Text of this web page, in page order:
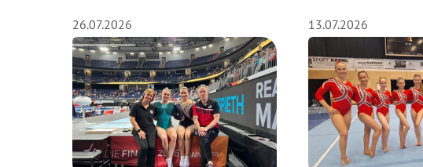
26.07.2026 13.07.2026